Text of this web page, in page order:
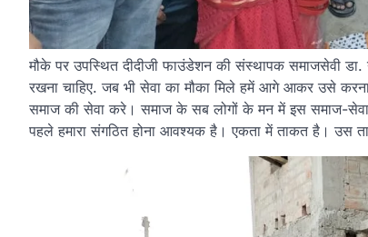
मौके पर उपस्थित दीदीजी फाउंडेशन की संस्थापक समाजसेवी
रखना चाहिए. जब भी सेवा का मौका मिले हमें आगे आकर उसे
समाज की सेवा करे। समाज के सब लोगों के मन में इस समाज-सेवा
पहले हमारा संगठित होना आवश्यक है। एकता में ताकत है।